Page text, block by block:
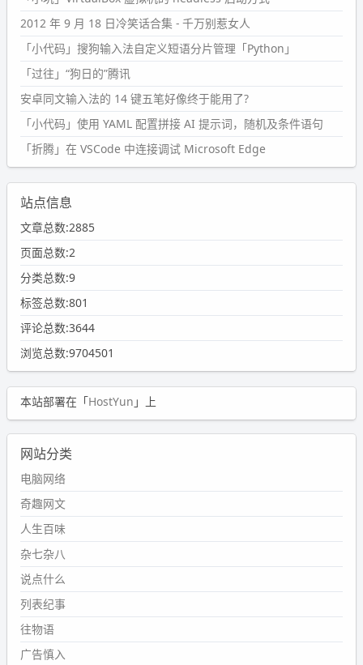
2012 年 9 月 18 日冷笑话合集 - 千万别惹女人
「小代码」搜狗输入法自定义短语分片管理「Python」
「过往」“狗日的”腾讯
安卓同文输入法的 14 键五笔好像终于能用了?
「小代码」使用 YAML 配置拼接 AI 提示词，随机及条件语句
「折腾」在 VSCode 中连接调试 Microsoft Edge
站点信息
文章总数:2885
页面总数:2
分类总数:9
标签总数:801
评论总数:3644
浏览总数:9704501
本站部署在「HostYun 」上
网站分类
电脑网络
奇趣网文
人生百味
杂七杂八
说点什么
列表纪事
往物语
广告慎入